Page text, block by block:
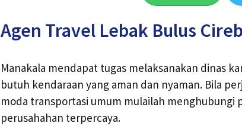
Agen Travel Lebak Bulus
Manakala mendapat tugas melaksanakan dinas
butuh kendaraan yang aman dan nyaman. Bila
moda transportasi umum mulailah menghubungi
perusahahan terpercaya.